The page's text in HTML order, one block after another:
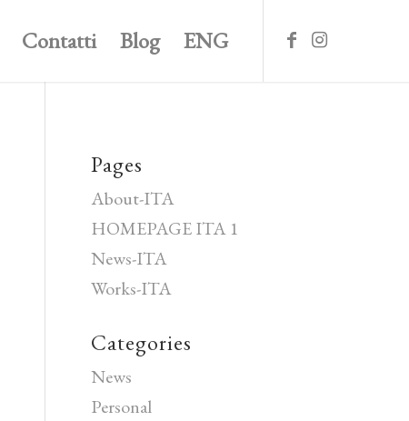
Contatti Blog ENG
Pages
About-ITA
HOMEPAGE ITA 1
News-ITA
Works-ITA
Categories
News
Personal